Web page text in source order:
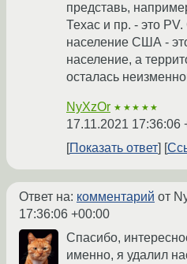
представь,
Техас и пр. - это
население США -
население, а
осталась
NyXzOr ★★★★★
17.11.2021 17:36:06
Показать ответ
Ответ на: комментарий от
17:36:06 +00:00
Спасибо,
именно, я удалил